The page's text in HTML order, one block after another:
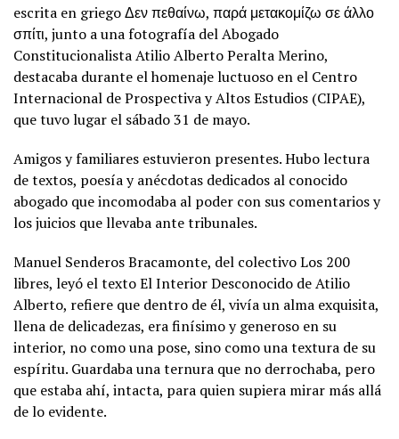
escrita en griego Δεν πεθαίνω, παρά μετακομίζω σε άλλο
σπίτι, junto a una fotografía del Abogado
Constitucionalista Atilio Alberto Peralta Merino,
destacaba durante el homenaje luctuoso en el Centro
Internacional de Prospectiva y Altos Estudios (CIPAE),
que tuvo lugar el sábado 31 de mayo.
Amigos y familiares estuvieron presentes. Hubo lectura
de textos, poesía y anécdotas dedicados al conocido
abogado que incomodaba al poder con sus comentarios y
los juicios que llevaba ante tribunales.
Manuel Senderos Bracamonte, del colectivo Los 200
libres, leyó el texto El Interior Desconocido de Atilio
Alberto, refiere que dentro de él, vivía un alma exquisita,
llena de delicadezas, era finísimo y generoso en su
interior, no como una pose, sino como una textura de su
espíritu. Guardaba una ternura que no derrochaba, pero
que estaba ahí, intacta, para quien supiera mirar más allá
de lo evidente.